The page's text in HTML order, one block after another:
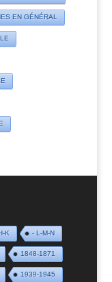
EN GÉNÉRAL
K - L-M-N
1848-1871
1939-1945